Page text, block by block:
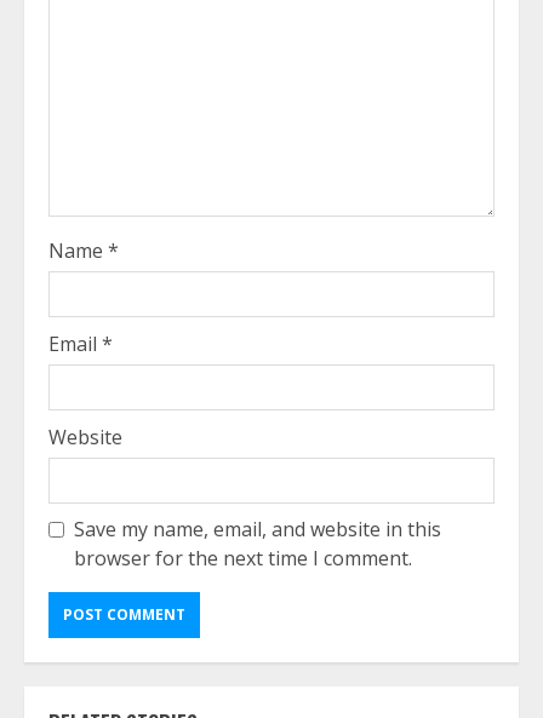
Name *
Email *
Website
Save my name, email, and website in this
browser for the next time I comment.